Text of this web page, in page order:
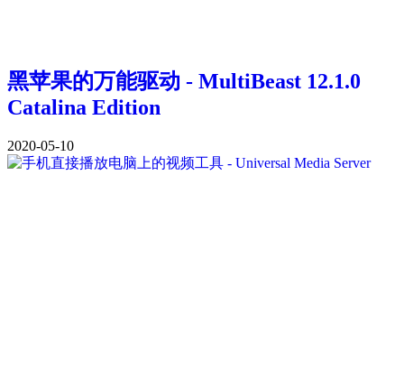
黑苹果的万能驱动 - MultiBeast 12.1.0
Catalina Edition
2020-05-10